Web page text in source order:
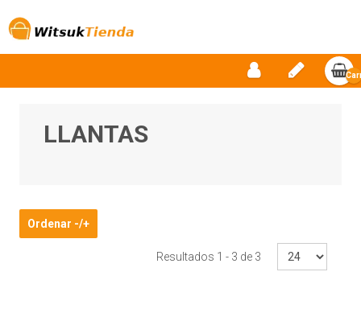
LLANTAS
Ordenar -/+
Resultados 1 - 3 de 3